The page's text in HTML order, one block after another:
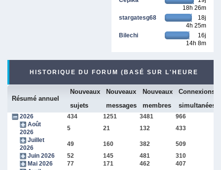
18h 26m
stargatesg68
18j
4h 25m
Bilechi
16j
14h 8m
HISTORIQUE DU FORUM (BASÉ SUR L'HEURE
Résumé annuel
Nouveaux
sujets
Nouveaux
messages
Nouveaux
membres
Connexions
simultanées
2026 434 1251 3481 966
Août
2026
5 21 132 433
Juillet
2026
49 160 382 509
Juin 2026
52 145 481 310
Mai 2026
77 171 462 407